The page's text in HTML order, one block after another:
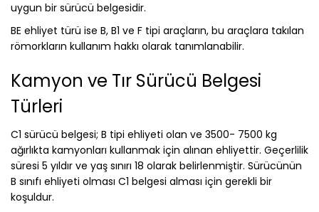
uygun bir sürücü belgesidir.
BE ehliyet türü ise B, B1 ve F tipi araçların, bu araçlara takılan
römorkların kullanım hakkı olarak tanımlanabilir.
Kamyon ve Tır Sürücü Belgesi
Türleri
C1 sürücü belgesi; B tipi ehliyeti olan ve 3500- 7500 kg
ağırlıkta kamyonları kullanmak için alınan ehliyettir. Geçerlilik
süresi 5 yıldır ve yaş sınırı 18 olarak belirlenmiştir. Sürücünün
B sınıfı ehliyeti olması C1 belgesi alması için gerekli bir
koşuldur.